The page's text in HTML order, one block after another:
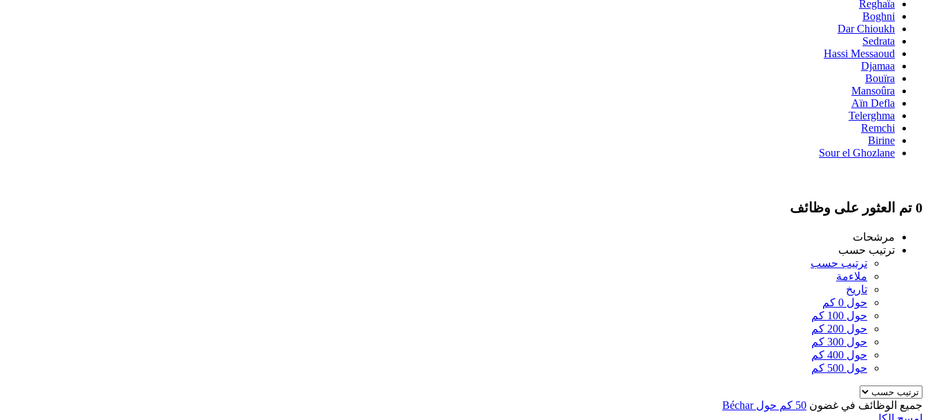
Reghaïa
Boghni
Dar Chioukh
Sedrata
Hassi Messaoud
Djamaa
Bouïra
Mansoûra
Aïn Defla
Telerghma
Remchi
Birine
Sour el Ghozlane
0 تم العثور على وظائف
مرشحات
ترتيب حسب
ترتيب حسب
ملاءمة
تاريخ
حول 0 كم
حول 100 كم
حول 200 كم
حول 300 كم
حول 400 كم
حول 500 كم
جميع الوظائف في غضون 50 كم حول Béchar